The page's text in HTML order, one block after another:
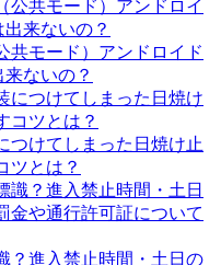
共モード）アンドロイド
ないの？
つけてしまった日焼け止
ツとは？
？進入禁止時間・土日の